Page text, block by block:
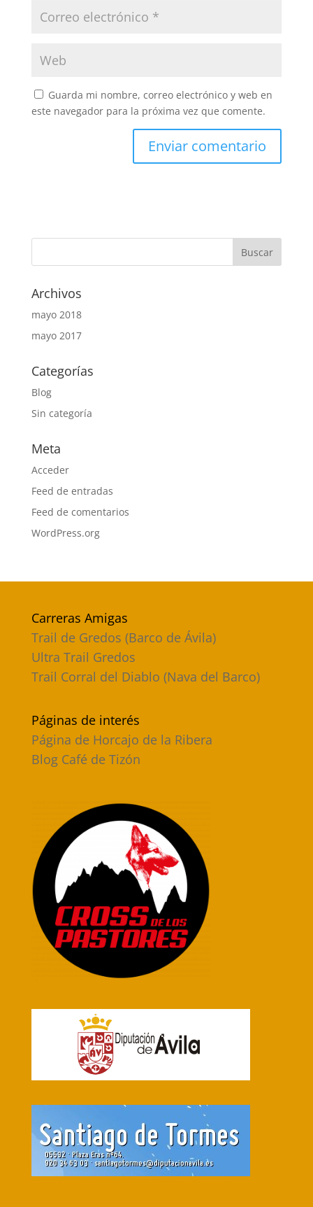
Guarda mi nombre, correo electrónico y web en
este navegador para la próxima vez que comente.
Archivos
mayo 2018
mayo 2017
Categorías
Blog
Sin categoría
Meta
Acceder
Feed de entradas
Feed de comentarios
WordPress.org
Carreras Amigas
Trail de Gredos (Barco de Ávila)
Ultra Trail Gredos
Trail Corral del Diablo (Nava del Barco)
Páginas de interés
Página de Horcajo de la Ribera
Blog Café de Tizón